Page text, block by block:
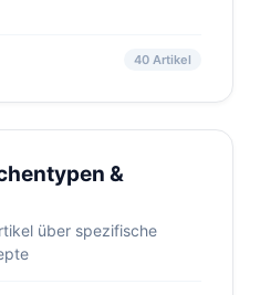
40 Artikel
&
über spezifische